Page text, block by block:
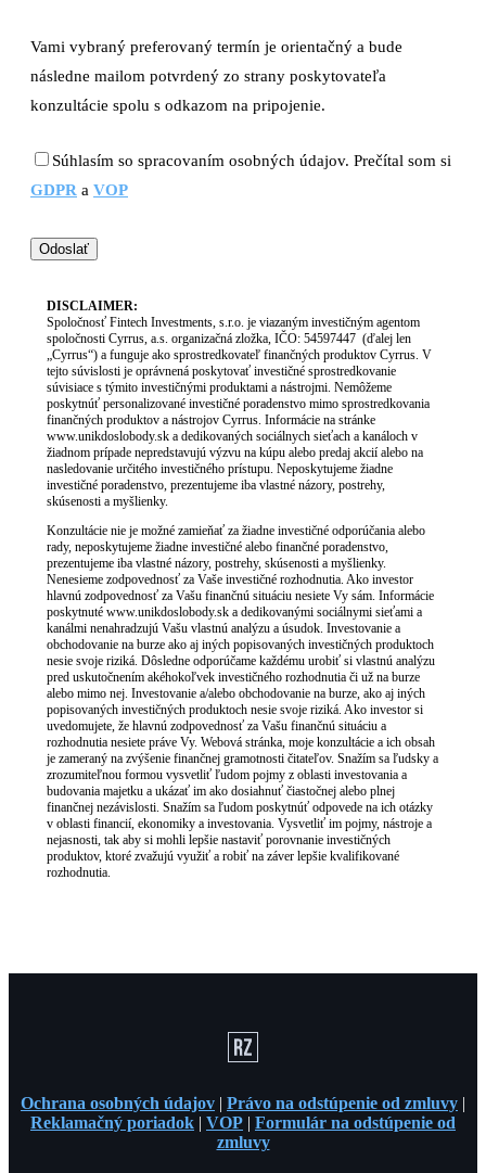
Vami vybraný preferovaný termín je orientačný a bude
následne mailom potvrdený zo strany poskytovateľa
konzultácie spolu s odkazom na pripojenie.
Súhlasím so spracovaním osobných údajov. Prečítal som si
GDPR a VOP
DISCLAIMER:
Spoločnosť Fintech Investments, s.r.o. je viazaným investičným agentom
spoločnosti Cyrrus, a.s. organizačná zložka, IČO: 54597447 (ďalej len
„Cyrrus“) a funguje ako sprostredkovateľ finančných produktov Cyrrus. V
tejto súvislosti je oprávnená poskytovať investičné sprostredkovanie
súvisiace s týmito investičnými produktami a nástrojmi. Nemôžeme
poskytnúť personalizované investičné poradenstvo mimo sprostredkovania
finančných produktov a nástrojov Cyrrus. Informácie na stránke
www.unikdoslobody.sk a dedikovaných sociálnych sieťach a kanáloch v
žiadnom prípade nepredstavujú výzvu na kúpu alebo predaj akcií alebo na
nasledovanie určitého investičného prístupu. Neposkytujeme žiadne
investičné poradenstvo, prezentujeme iba vlastné názory, postrehy,
skúsenosti a myšlienky.
Konzultácie nie je možné zamieňať za žiadne investičné odporúčania alebo
rady, neposkytujeme žiadne investičné alebo finančné poradenstvo,
prezentujeme iba vlastné názory, postrehy, skúsenosti a myšlienky.
Nenesieme zodpovednosť za Vaše investičné rozhodnutia. Ako investor
hlavnú zodpovednosť za Vašu finančnú situáciu nesiete Vy sám. Informácie
poskytnuté www.unikdoslobody.sk a dedikovanými sociálnymi sieťami a
kanálmi nenahradzujú Vašu vlastnú analýzu a úsudok. Investovanie a
obchodovanie na burze ako aj iných popisovaných investičných produktoch
nesie svoje riziká. Dôsledne odporúčame každému urobiť si vlastnú analýzu
pred uskutočnením akéhokoľvek investičného rozhodnutia či už na burze
alebo mimo nej. Investovanie a/alebo obchodovanie na burze, ako aj iných
popisovaných investičných produktoch nesie svoje riziká. Ako investor si
uvedomujete, že hlavnú zodpovednosť za Vašu finančnú situáciu a
rozhodnutia nesiete práve Vy. Webová stránka, moje konzultácie a ich obsah
je zameraný na zvýšenie finančnej gramotnosti čitateľov. Snažím sa ľudsky a
zrozumiteľnou formou vysvetliť ľudom pojmy z oblasti investovania a
budovania majetku a ukázať im ako dosiahnuť čiastočnej alebo plnej
finančnej nezávislosti. Snažím sa ľudom poskytnúť odpovede na ich otázky
v oblasti financií, ekonomiky a investovania. Vysvetliť im pojmy, nástroje a
nejasnosti, tak aby si mohli lepšie nastaviť porovnanie investičných
produktov, ktoré zvažujú využiť a robiť na záver lepšie kvalifikované
rozhodnutia.
Ochrana osobných údajov | Právo na odstúpenie od zmluvy |
Reklamačný poriadok | VOP | Formulár na odstúpenie od
zmluvy